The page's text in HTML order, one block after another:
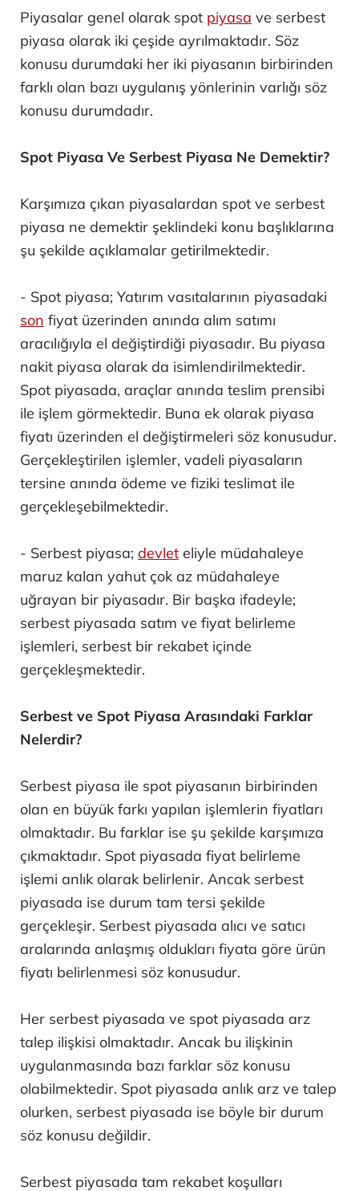
Piyasalar genel olarak spot piyasa ve serbest
piyasa olarak iki çeşide ayrılmaktadır. Söz
konusu durumdaki her iki piyasanın birbirinden
farklı olan bazı uygulanış yönlerinin varlığı söz
konusu durumdadır.
Spot Piyasa Ve Serbest Piyasa Ne Demektir?
Karşımıza çıkan piyasalardan spot ve serbest
piyasa ne demektir şeklindeki konu başlıklarına
şu şekilde açıklamalar getirilmektedir.
- Spot piyasa; Yatırım vasıtalarının piyasadaki
son fiyat üzerinden anında alım satımı
aracılığıyla el değiştirdiği piyasadır. Bu piyasa
nakit piyasa olarak da isimlendirilmektedir.
Spot piyasada, araçlar anında teslim prensibi
ile işlem görmektedir. Buna ek olarak piyasa
fiyatı üzerinden el değiştirmeleri söz konusudur.
Gerçekleştirilen işlemler, vadeli piyasaların
tersine anında ödeme ve fiziki teslimat ile
gerçekleşebilmektedir.
- Serbest piyasa; devlet eliyle müdahaleye
maruz kalan yahut çok az müdahaleye
uğrayan bir piyasadır. Bir başka ifadeyle;
serbest piyasada satım ve fiyat belirleme
işlemleri, serbest bir rekabet içinde
gerçekleşmektedir.
Serbest ve Spot Piyasa Arasındaki Farklar
Nelerdir?
Serbest piyasa ile spot piyasanın birbirinden
olan en büyük farkı yapılan işlemlerin fiyatları
olmaktadır. Bu farklar ise şu şekilde karşımıza
çıkmaktadır. Spot piyasada fiyat belirleme
işlemi anlık olarak belirlenir. Ancak serbest
piyasada ise durum tam tersi şekilde
gerçekleşir. Serbest piyasada alıcı ve satıcı
aralarında anlaşmış oldukları fiyata göre ürün
fiyatı belirlenmesi söz konusudur.
Her serbest piyasada ve spot piyasada arz
talep ilişkisi olmaktadır. Ancak bu ilişkinin
uygulanmasında bazı farklar söz konusu
olabilmektedir. Spot piyasada anlık arz ve talep
olurken, serbest piyasada ise böyle bir durum
söz konusu değildir.
Serbest piyasada tam rekabet koşulları